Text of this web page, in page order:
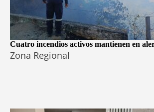
Cuatro incendios activos mantienen en
Zona Regional